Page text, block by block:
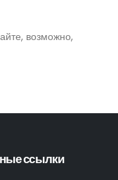
возможно,
ссылки